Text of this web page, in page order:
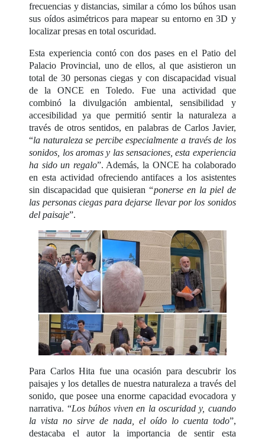
frecuencias y distancias, similar a cómo los búhos usan
sus oídos asimétricos para mapear su entorno en 3D y
localizar presas en total oscuridad.
Esta experiencia contó con dos pases en el Patio del
Palacio Provincial, uno de ellos, al que asistieron un
total de 30 personas ciegas y con discapacidad visual
de la ONCE en Toledo. Fue una actividad que
combinó la divulgación ambiental, sensibilidad y
accesibilidad ya que permitió sentir la naturaleza a
través de otros sentidos, en palabras de Carlos Javier,
“la naturaleza se percibe especialmente a través de los
sonidos, los aromas y las sensaciones, esta experiencia
ha sido un regalo”. Además, la ONCE ha colaborado
en esta actividad ofreciendo antifaces a los asistentes
sin discapacidad que quisieran “ponerse en la piel de
las personas ciegas para dejarse llevar por los sonidos
del paisaje”.
Para Carlos Hita fue una ocasión para descubrir los
paisajes y los detalles de nuestra naturaleza a través del
sonido, que posee una enorme capacidad evocadora y
narrativa. “Los búhos viven en la oscuridad y, cuando
la vista no sirve de nada, el oído lo cuenta todo”,
destacaba el autor la importancia de sentir esta